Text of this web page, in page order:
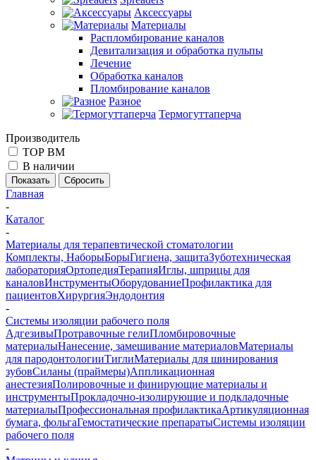
Аксессуары
Материалы
Распломбирование каналов
Девитализация и обработка пульпы
Лечение
Обработка каналов
Пломбирование каналов
Разное
Термогуттаперча
Производитель
ТОР ВМ
В наличии
Сбросить
Главная
-
Каталог
-
Материалы для терапевтической стоматологии
Комплекты, НаборыБорыГигиена, защитаЗуботехническая
лабораторияОртопедияТерапияИглы, шприцы для
каналовИнструментыОборудованиеПрофилактика для
пациентовХирургияЭндодонтия
-
Системы изоляции рабочего поля
АдгезивыПротравочные гелиПломбировочные
материалыНанесение, замешивание материаловМатериалы
для пародонтологииТиглиМатериалы для шинирования
зубовСиланы (праймеры)Аппликационная
анестезияПолировочные и финирующие материалы и
инструментыПрокладочно-изолирующие и подкладочные
материалыПрофессиональная профилактикаАртикуляционная
бумага, фольгаГемостатические препаратыСистемы изоляции
рабочего поля
-